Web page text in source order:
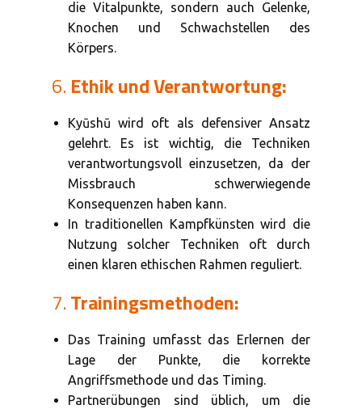
die Vitalpunkte, sondern auch Gelenke,
Knochen und Schwachstellen des
Körpers.
6. Ethik und Verantwortung:
Kyūshū wird oft als defensiver Ansatz
gelehrt. Es ist wichtig, die Techniken
verantwortungsvoll einzusetzen, da der
Missbrauch schwerwiegende
Konsequenzen haben kann.
In traditionellen Kampfkünsten wird die
Nutzung solcher Techniken oft durch
einen klaren ethischen Rahmen reguliert.
7.Trainingsmethoden:
Das Training umfasst das Erlernen der
Lage der Punkte, die korrekte
Angriffsmethode und das Timing.
Partnerübungen sind üblich, um die